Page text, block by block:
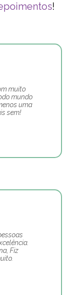
!
muito
mundo
uma
sem!
Fiz